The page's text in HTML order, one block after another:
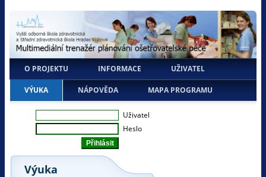
O PROJEKTU INFORMACE UŽIVATEL
VÝUKA NÁPOVĚDA MAPA PROGRAMU
Uživatel
Heslo
Výuka